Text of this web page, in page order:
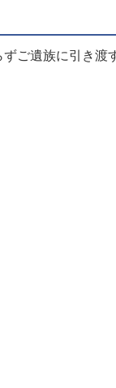
ご遺族に引き渡